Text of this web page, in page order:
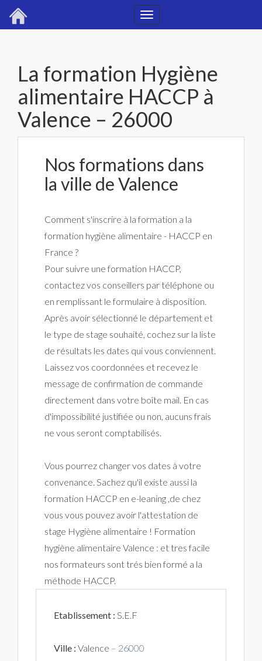
Toggle
La formation Hygiène
alimentaire HACCP à
Valence – 26000
Nos formations dans
la ville de Valence
Comment s'inscrire à la formation a la
formation hygiène alimentaire - HACCP en
France ?
Pour suivre une formation HACCP,
contactez vos conseillers par téléphone ou
en remplissant le formulaire à disposition.
Après avoir sélectionné le département et
le type de stage souhaité, cochez sur la liste
de résultats les dates qui vous conviennent.
Laissez vos coordonnées et recevez le
message de confirmation de commande
directement dans votre boîte mail. En cas
d'impossibilité justifiée ou non, aucuns frais
ne vous seront comptabilisés.
Vous pourrez changer vos dates à votre
convenance. Sachez qu'il existe aussi la
formation HACCP en e-leaning ,de chez
vous vous pouvez avoir l'attestation de
stage Hygiène alimentaire ! Formation
hygiène alimentaire Valence : et tres facile
nos formateurs sont trés bien formé a la
méthode HACCP.
Etablissement : S.E.F
Ville : Valence – 26000